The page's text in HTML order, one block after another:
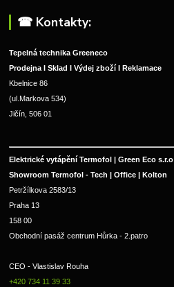
☎︎ Kontakty:
Tepelná technika Greeneco
Prodejna I Sklad I Výdej zboží I Reklamace
Kbelnice 86
(ul.Markova 534)
Jičín, 506 01
Elektrické vytápění Termofol | Green Eco s.r.o
Showroom Termofol - Tech | Office | Kolton
Petržílkova 2583/13
Praha 13
158 00
Obchodní pasáž centrum Hůrka - 2.patro
CEO - Vlastislav Rouha
+420 734 11 39 33